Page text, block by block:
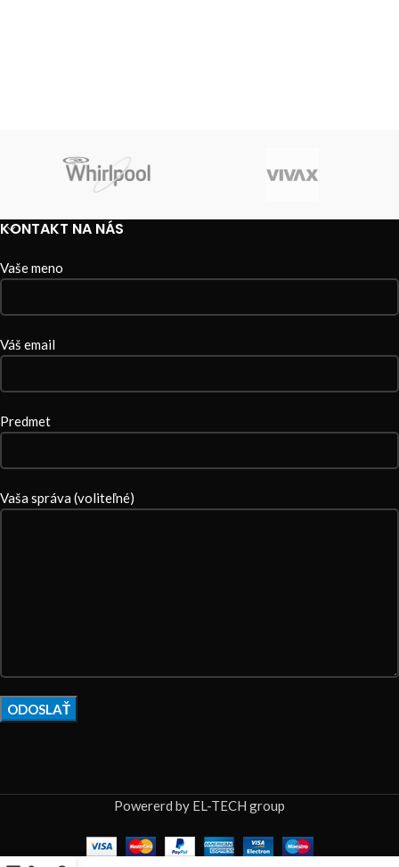
KONTAKT NA NÁS
Vaše meno
Váš email
Predmet
Vaša správa (voliteľné)
Powererd by EL-TECH group